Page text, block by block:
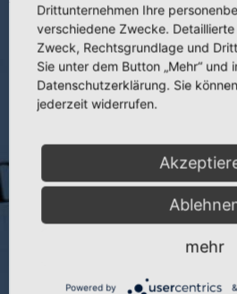
Titel:Laser Disc Surgery in the Cervical
outcome
Veranstaltung:
Veranstaltungsort:
Veranstaltungsdatum:24.08.–25.08.1995
Drittunternehmen Ihre
verschiedene Zwecke.
Zweck, Rechtsgrundlage und
Sie unter dem Button „Mehr“ und
Datenschutzerklärung. Sie
jederzeit widerrufen.
mehr
Powered by &